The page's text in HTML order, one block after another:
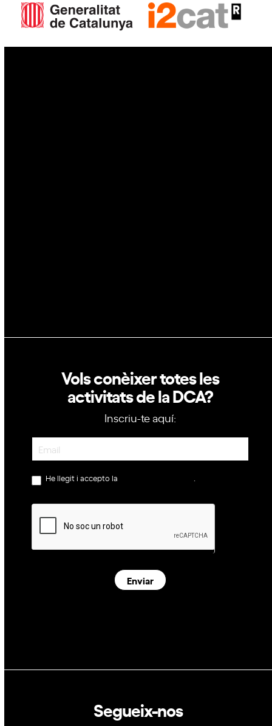
Vols conèixer totes les
activitats de la DCA?
Inscriu-te aquí:
Newsletter
He llegit i accepto la
Enviar
Segueix-nos